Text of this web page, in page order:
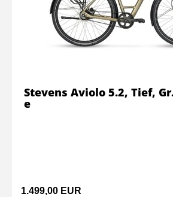
1.499,00 EUR
Stevens Aviolo 5.2, Tief,
e